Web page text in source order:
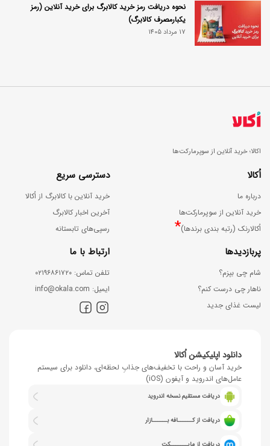
نحوه دریافت رمز خرید کالابرگ برای خرید آنلاین (رمز
یکبارمصرف کالابرگ)
17 مرداد 1405
اکالا؛ خرید آنلاین از سوپرمارکت‌ها
اُکالا
درباره ما
خرید آنلاین از سوپرمارکت‌ها
اُکالارنک (رتبه بندی برندها)*
دسترسی سریع
خرید آنلاین با کالابرگ از اُکالا
آخرین اخبار کالابرگ
رسپی‌های تابستانه
پربازدیدها
شام چی بپزم؟
ناهار چی درست کنم؟
لیست غذای جدید
ارتباط با ما
ﺗﻠﻔﻦ ﺗﻤﺎس: ۰۲۱۹۶۸۶۱۷۲۰
اﯾﻤﯿﻞ: info@okala.com
دانلود اپلیکیشن اُکالا
خرید آسان و راحت با تخفیف‌های جذابِ لحظه‌ای، دانلود برای سیستم
عامل‌های اندروید و آیفون (iOS)
دریافت مستقیم نسخه اندروید
دریافت از کــــــافه بــــــازار